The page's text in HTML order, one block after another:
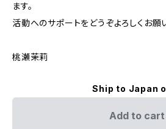
ます。
活動へのサポートをどうぞよろしくお願
桃瀬茉莉
Ship to Japan
Add to cart